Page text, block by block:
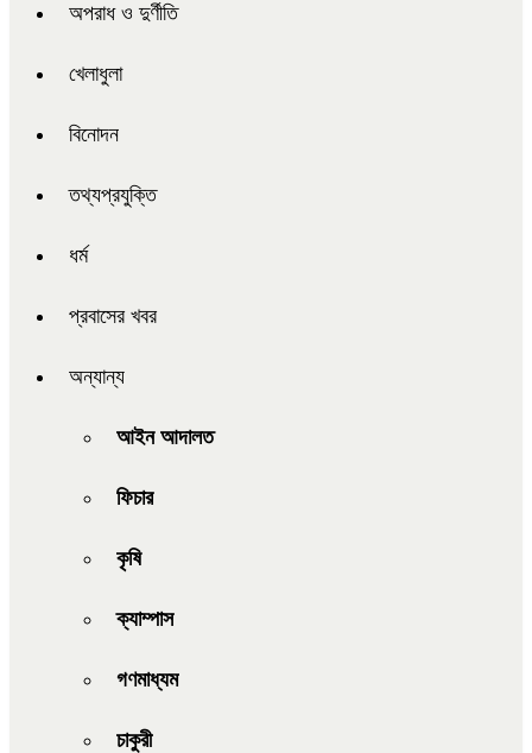
অপরাধ ও দুর্ণীতি
খেলাধুলা
বিনোদন
তথ্যপ্রযুক্তি
ধর্ম
প্রবাসের খবর
অন্যান্য
আইন আদালত
ফিচার
কৃষি
ক্যাম্পাস
গণমাধ্যম
চাকুরী